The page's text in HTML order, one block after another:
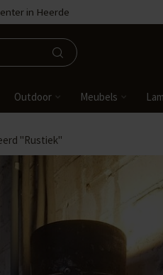
in Heerde
Outdoor Meubels
"Rustiek"